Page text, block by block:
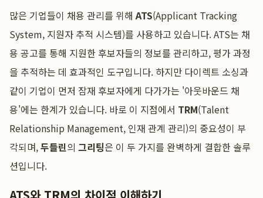
많은 기업들이 채용 관리를 위해ATS(Applicant Tracking
System, 지원자 추적 시스템)를 사용하고 있습니다. ATS는 채
용 공고를 통해 지원한 후보자들의 정보를 관리하고, 평가 과정
을 추적하는 데 효과적인 도구입니다. 하지만 다이렉트 소싱과
같이 기업이 먼저 잠재 후보자에게 다가가는 '아웃바운드 채
용'에는 한계가 있습니다. 바로 이 지점에서 TRM(Talent
Relationship Management, 인재 관계 관리)의 중요성이 부
각되며,두들린의 그리팅은 이 두 가지를 완벽하게 결합한 솔루
션입니다.